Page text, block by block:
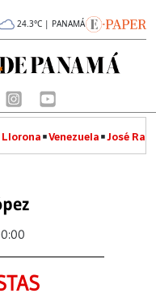
24.3°C | PANAMÁ
Llorona Venezuela José